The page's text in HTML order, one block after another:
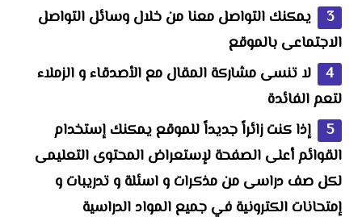
يمكنك التواصل معنا من خلال وسائل التواصل
الاجتماعى بالموقع
لا تنسى مشاركة المقال مع الأصدقاء و الزملاء
لتعم الفائدة
إذا كنت زائراً جديداً للموقع يمكنك إستخدام
القوائم أعلى الصفحة لإستعراض المحتوى التعليمى
لكل صف دراسى من مذكرات و اسئلة و تدريبات و
إمتحانات الكترونية في جميع المواد الدراسية